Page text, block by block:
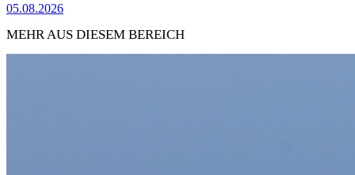
05.08.2026
MEHR AUS DIESEM BEREICH